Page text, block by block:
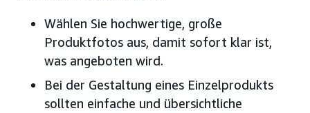
Wählen Sie hochwertige, große
Produktfotos aus, damit sofort klar ist,
was angeboten wird.
Bei der Gestaltung eines Einzelprodukts
sollten einfache und übersichtliche